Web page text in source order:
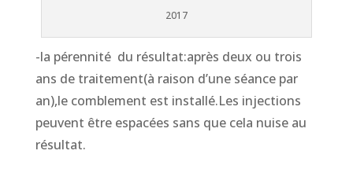
2017
-la pérennité du résultat:après deux ou trois
ans de traitement(à raison d’une séance par
an),le comblement est installé.Les injections
peuvent être espacées sans que cela nuise au
résultat.